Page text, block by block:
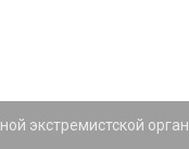
экстремистской